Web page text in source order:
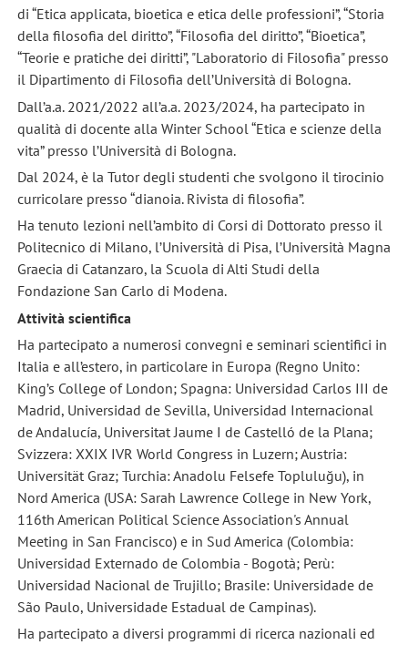
di “Etica applicata, bioetica e etica delle professioni”, “Storia
della filosofia del diritto”, “Filosofia del diritto”, “Bioetica”,
“Teorie e pratiche dei diritti”, "Laboratorio di Filosofia" presso
il Dipartimento di Filosofia dell’Università di Bologna.
Dall’a.a. 2021/2022 all’a.a. 2023/2024, ha partecipato in
qualità di docente alla Winter School “Etica e scienze della
vita” presso l’Università di Bologna.
Dal 2024, è la Tutor degli studenti che svolgono il tirocinio
curricolare presso “dianoia. Rivista di filosofia”.
Ha tenuto lezioni nell’ambito di Corsi di Dottorato presso il
Politecnico di Milano, l’Università di Pisa, l’Università Magna
Graecia di Catanzaro, la Scuola di Alti Studi della
Fondazione San Carlo di Modena.
Attività scientifica
Ha partecipato a numerosi convegni e seminari scientifici in
Italia e all’estero, in particolare in Europa (Regno Unito:
King’s College of London; Spagna: Universidad Carlos III de
Madrid, Universidad de Sevilla, Universidad Internacional
de Andalucía, Universitat Jaume I de Castelló de la Plana;
Svizzera: XXIX IVR World Congress in Luzern; Austria:
Universität Graz; Turchia: Anadolu Felsefe Topluluğu), in
Nord America (USA: Sarah Lawrence College in New York,
116th American Political Science Association's Annual
Meeting in San Francisco) e in Sud America (Colombia:
Universidad Externado de Colombia - Bogotà; Perù:
Universidad Nacional de Trujillo; Brasile: Universidade de
São Paulo, Universidade Estadual de Campinas).
Ha partecipato a diversi programmi di ricerca nazionali ed